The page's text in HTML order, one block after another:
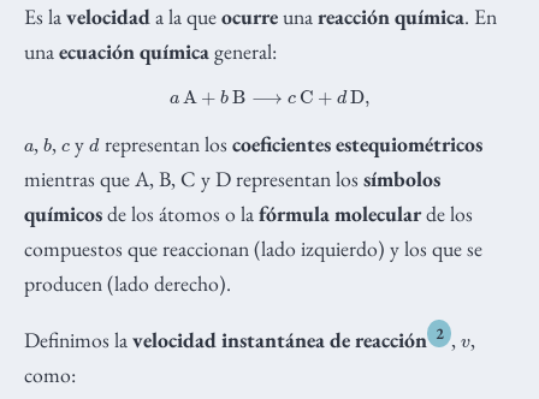
Es lavelocidada la queocurreunareacción química. En
unaecuación químicageneral:
A +bB ⟶c C+d D ,
,b, y drepresentan los coeficientes estequiométricos
mientras que A, B, C y D representan los símbolos
químicosde los átomos o lafórmula molecularde los
compuestos que reaccionan (lado izquierdo) y los que se
producen (lado derecho).
Definimos lavelocidad instantánea de reacción 2 , ,
como: